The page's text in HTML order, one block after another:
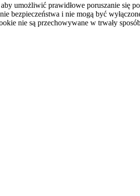
umożliwić prawidłowe poruszanie się
bezpieczeństwa i nie mogą być
nie są przechowywane w trwały